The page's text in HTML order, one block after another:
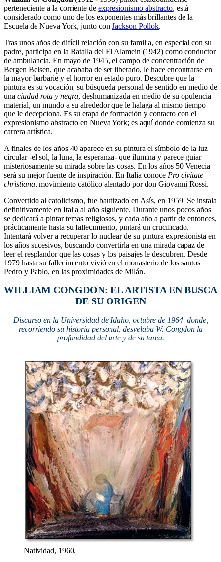
perteneciente a la corriente de expresionismo abstracto, está
considerado como uno de los exponentes más brillantes de la
Escuela de Nueva York, junto con Jackson Pollok.
Tras unos años de difícil relación con su familia, en especial con su
padre, participa en la Batalla del El Alamein (1942) como conductor
de ambulancia. En mayo de 1945, el campo de concentración de
Bergen Belsen, que acababa de ser liberado, le hace encontrarse en
la mayor barbarie y el horror en estado puro. Descubre que la
pintura es su vocación, su búsqueda personal de sentido en medio de
una ciudad rota y negra, deshumanizada en medio de su opulencia
material, un mundo a su alrededor que le halaga al mismo tiempo
que le decepciona. Es su etapa de formación y contacto con el
expresionismo abstracto en Nueva York; es aquí donde comienza su
carrera artística.
A finales de los años 40 aparece en su pintura el símbolo de la luz
circular -el sol, la luna, la esperanza- que ilumina y parece guiar
misteriosamente su mirada sobre las cosas. En los años 50 Venecia
será su mejor fuente de inspiración. En Italia conoce Pro civitate
christiana, movimiento católico alentado por don Giovanni Rossi.
Convertido al catolicismo, fue bautizado en Asís, en 1959. Se instala
definitivamente en Italia al año siguiente. Durante unos pocos años
se dedicará a pintar temas religiosos, y cada año a partir de entonces,
prácticamente hasta su fallecimiento, pintará un crucificado.
Intentará volver a recuperar lo nuclear de su pintura expresionista en
los años sucesivos, buscando convertirla en una mirada capaz de
leer el resplandor que las cosas y los paisajes le descubren. Desde
1979 hasta su fallecimiento vivió en el monasterio de los santos
Pedro y Pablo, en las proximidades de Milán.
WILLIAM CONGDON: EL ARTISTA EN BUSCA
DE SU ORIGEN
Discurso en la Universidad de Idaho, octubre de 1964, donde,
recorriendo su historia personal, desvelaba W. Congdon la
profundidad del arte y de su tarea.
Natividad, 1960.